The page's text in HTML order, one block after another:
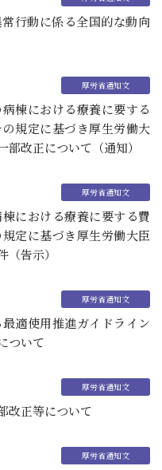
行動に係る全国的な動向
棟における療養に要する
規定に基づき厚生労働大
改正について（通知）
における療養に要する費
定に基づき厚生労働大臣
告示）
適使用推進ガイドライン
ついて
改正等について